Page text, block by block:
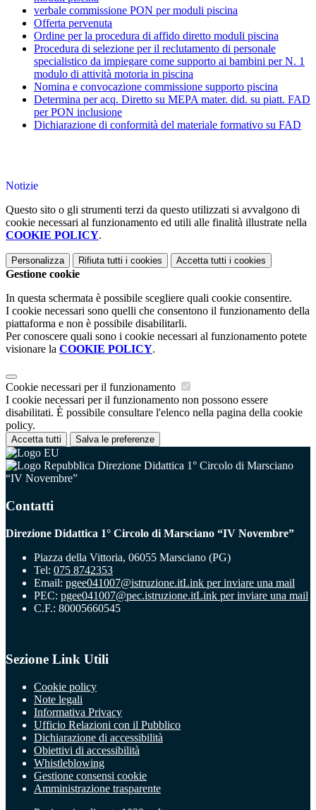
verbale commissione PON per moduli piscina
Offerta pervenuta
Ordine per la procedura di affido diretto moduli piscina
Procedura di selezione per il reclutamento di personale
specialistico da impiegare come supporto ai bambini per N. 1
modulo di attività motoria in piscina
Nomina e convocazione commissione supporto piscina
Determina per acq. Diretto su MEPA mater. did. su piatt. FAD
per PON inclusione
Dichiarazione di conformità del materiale formativo su FAD
Notizie
Questo sito o gli strumenti terzi da questo utilizzati si avvalgono di
cookie necessari al funzionamento ed utili alle finalità illustrate nella
COOKIE POLICY.
Personalizza Rifiuta tutti i cookies Accetta tutti i cookies
Gestione cookie
In questa schermata è possibile scegliere quali cookie consentire.
I cookie necessari sono quelli che consentono il funzionamento della
piattaforma e non è possibile disabilitarli.
Per conoscere quali sono i cookie necessari al funzionamento potete
visionare la COOKIE POLICY.
Cookie necessari per il funzionamento
I cookie necessari per il funzionamento non possono essere
disabilitati. È possibile consultare l'elenco nella pagina della cookie
policy.
Accetta tutti Salva le preferenze
Direzione Didattica 1° Circolo di Marsciano
“IV Novembre”
Contatti
Direzione Didattica 1° Circolo di Marsciano “IV Novembre”
Piazza della Vittoria, 06055 Marsciano (PG)
Tel: 075 8742353
Email: pgee041007@istruzione.itLink per inviare una mail
PEC: pgee041007@pec.istruzione.itLink per inviare una mail
C.F.: 80005660545
Sezione Link Utili
Cookie policy
Note legali
Informativa Privacy
Ufficio Relazioni con il Pubblico
Dichiarazione di accessibilità
Obiettivi di accessibilità
Whistleblowing
Gestione consensi cookie
Amministrazione trasparente